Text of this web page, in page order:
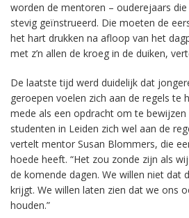
worden de mentoren – ouderejaars
stevig geïnstrueerd. Die moeten de
het hart drukken na afloop van het
met z’n allen de kroeg in de duiken,
De laatste tijd werd duidelijk dat
geroepen voelen zich aan de regels te
mede als een opdracht om te
studenten in Leiden zich wel aan de
vertelt mentor Susan Blommers, die
hoede heeft. “Het zou zonde zijn als
de komende dagen. We willen niet dat
krijgt. We willen laten zien dat we ons
houden.”